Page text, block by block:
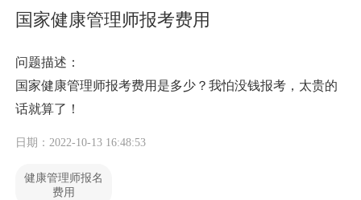
国家健康管理师报考费用
问题描述：
国家健康管理师报考费用是多少？我怕没钱报考，太贵的
话就算了！
日期：2022-10-13 16:48:53
健康管理师报名
费用